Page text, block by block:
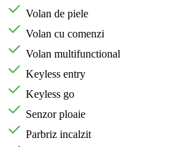
Volan de piele
Volan cu comenzi
Volan multifunctional
Keyless entry
Keyless go
Senzor ploaie
Parbriz incalzit